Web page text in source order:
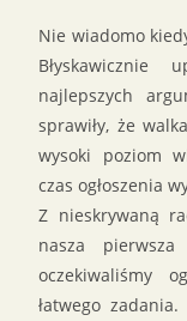
Nie wiadomo
Błyskawicznie
najlepszych
sprawiły, że
wysoki poziom
czas ogłoszenia
Z nieskrywaną
nasza
oczekiwaliśmy
łatwego